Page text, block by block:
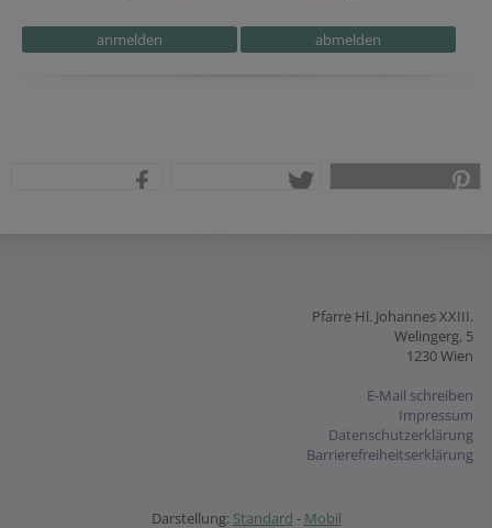
Pfarre Hl. Johannes XXIII.
Welingerg. 5
1230 Wien
E-Mail schreiben
Impressum
Datenschutzerklärung
Barrierefreiheitserklärung
Darstellung: Standard - Mobil